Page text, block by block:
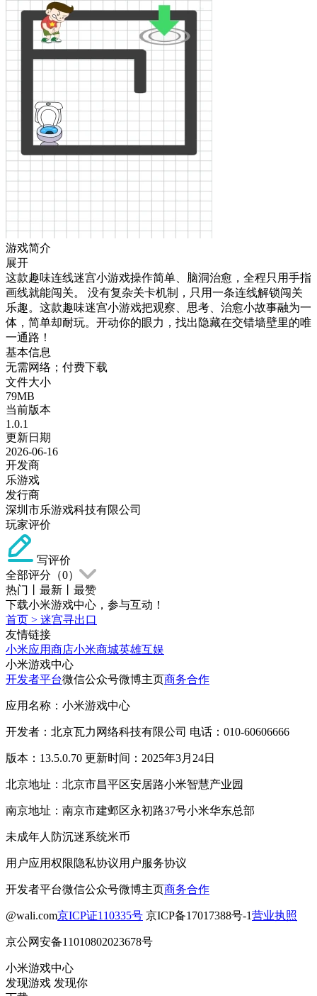
游戏简介
展开
这款趣味连线迷宫小游戏操作简单、脑洞治愈，全程只用手指
画线就能闯关。 没有复杂关卡机制，只用一条连线解锁闯关
乐趣。这款趣味迷宫小游戏把观察、思考、治愈小故事融为一
体，简单却耐玩。开动你的眼力，找出隐藏在交错墙壁里的唯
一通路！
基本信息
无需网络；付费下载
文件大小
79MB
当前版本
1.0.1
更新日期
2026-06-16
开发商
乐游戏
发行商
深圳市乐游戏科技有限公司
玩家评价
写评价
全部评分（0）
热门
最新
最赞
下载小米游戏中心，参与互动！
首页 > 迷宫寻出口
友情链接
小米应用商店小米商城英雄互娱
小米游戏中心
开发者平台微信公众号微博主页商务合作
应用名称：小米游戏中心
开发者：北京瓦力网络科技有限公司 电话：010-60606666
版本：13.5.0.70 更新时间：2025年3月24日
北京地址：北京市昌平区安居路小米智慧产业园
南京地址：南京市建邺区永初路37号小米华东总部
未成年人防沉迷系统米币
用户应用权限隐私协议用户服务协议
开发者平台微信公众号微博主页商务合作
@wali.com京ICP证110335号 京ICP备17017388号-1营业执照
京公网安备11010802023678号
小米游戏中心
发现游戏 发现你